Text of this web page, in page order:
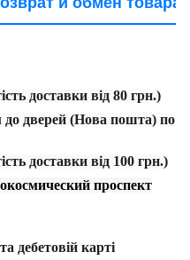
доставки від 80 грн.)
до дверей (Нова пошта) по
доставки від 100 грн.)
проспект
дебетовій карті